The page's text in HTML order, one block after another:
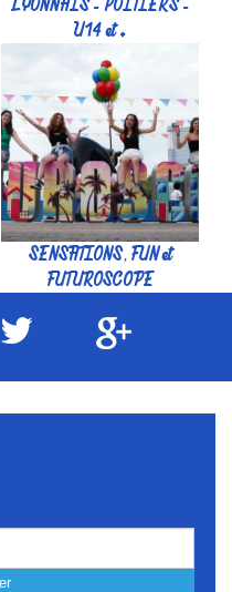
LYONNAIS - POITIERS -
U14 et +
SENSATIONS, FUN et
FUTUROSCOPE